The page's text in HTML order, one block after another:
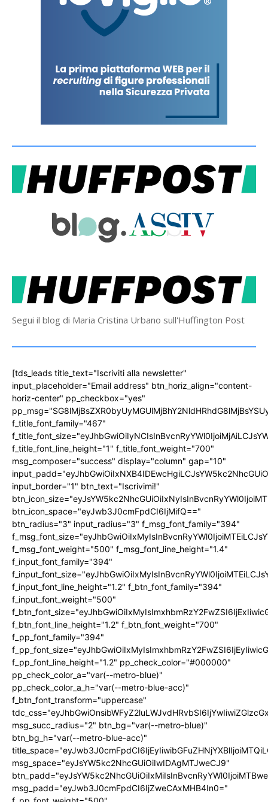
Segui il blog di Maria Cristina Urbano sull'Huffington Post
[tds_leads title_text="Iscriviti alla newsletter"
input_placeholder="Email address" btn_horiz_align="content-
horiz-center" pp_checkbox="yes"
f_title_font_family="467"
f_title_font_line_height="1" f_title_font_weight="700"
msg_composer="success" display="column" gap="10"
input_border="1" btn_text="Iscrivimi!"
btn_icon_space="eyJwb3J0cmFpdCI6IjMifQ=="
btn_radius="3" input_radius="3" f_msg_font_family="394"
f_msg_font_weight="500" f_msg_font_line_height="1.4"
f_input_font_family="394"
f_input_font_line_height="1.2" f_btn_font_family="394"
f_input_font_weight="500"
f_btn_font_line_height="1.2" f_btn_font_weight="700"
f_pp_font_family="394"
f_pp_font_line_height="1.2" pp_check_color="#000000"
pp_check_color_a="var(--metro-blue)"
pp_check_color_a_h="var(--metro-blue-acc)"
f_btn_font_transform="uppercase"
msg_succ_radius="2" btn_bg="var(--metro-blue)"
btn_bg_h="var(--metro-blue-acc)"
msg_space="eyJsYW5kc2NhcGUiOiIwIDAgMTJweCJ9"
msg_padd="eyJwb3J0cmFpdCI6IjZweCAxMHB4In0="